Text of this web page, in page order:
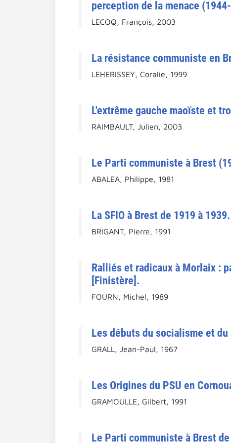
perception de la menace
LECOQ, François, 2003
La résistance communiste en
LEHERISSEY, Coralie, 1999
L'extrême gauche maoïste et
RAIMBAULT, Julien, 2003
Le Parti communiste à Brest
ABALEA, Philippe, 1981
La SFIO à Brest de 1919 à
BRIGANT, Pierre, 1991
Ralliés et radicaux à Morlaix :
[Finistère].
FOURN, Michel, 1989
Les débuts du socialisme et
GRALL, Jean-Paul, 1967
Les Origines du PSU en
GRAMOULLE, Gilbert, 1991
Le Parti communiste à Brest